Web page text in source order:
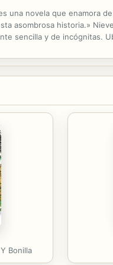
una novela que enamora
asombrosa historia.»
sencilla y de incógnitas.
Bonilla